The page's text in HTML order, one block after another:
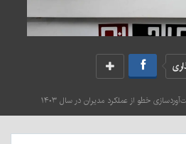
خطو از عملکرد مدیران در سال ۱۴۰۳